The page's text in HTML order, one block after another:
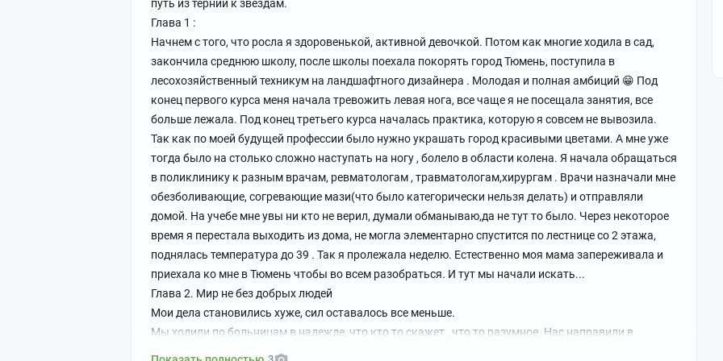
путь из тернии к звездам.
Глава 1 :
Начнем с того, что росла я здоровенькой, активной девочкой. Потом как многие ходила в сад,
закончила среднюю школу, после школы поехала покорять город Тюмень, поступила в
лесохозяйственный техникум на ландшафтного дизайнера . Молодая и полная амбиций 😁 Под
конец первого курса меня начала тревожить левая нога, все чаще я не посещала занятия, все
больше лежала. Под конец третьего курса началась практика, которую я совсем не вывозила.
Так как по моей будущей профессии было нужно украшать город красивыми цветами. А мне уже
тогда было на столько сложно наступать на ногу , болело в области колена. Я начала обращаться
в поликлинику к разным врачам, ревматологам , травматологам,хирургам . Врачи назначали мне
обезболивающие, согревающие мази(что было категорически нельзя делать) и отправляли
домой. На учебе мне увы ни кто не верил, думали обманываю,да не тут то было. Через некоторое
время я перестала выходить из дома, не могла элементарно спустится по лестнице со 2 этажа,
поднялась температура до 39 . Так я пролежала неделю. Естественно моя мама запереживала и
приехала ко мне в Тюмень чтобы во всем разобраться. И тут мы начали искать...
Глава 2. Мир не без добрых людей
Мои дела становились хуже, сил оставалось все меньше.
Мы ходили по больницам в надежде, что кто то скажет , что то разумное. Нас направили в
Патрушево . Заходя туда я надеялась , что мне помогут. Все были очень радушны. Наконец нас